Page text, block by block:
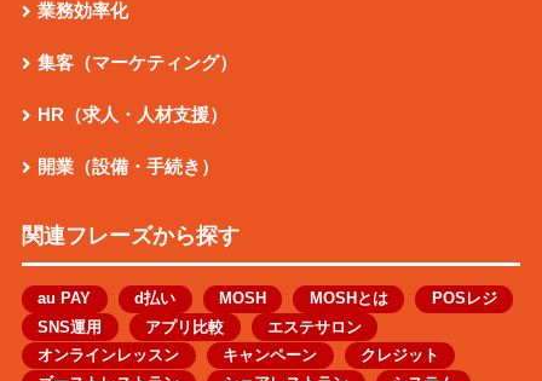
業務効率化
集客（マーケティング）
HR（求人・人材支援）
開業（設備・手続き）
関連フレーズから探す
au PAY d払い MOSH MOSHとは
POSレジ
SNS運用
アプリ比較
エステサロン
オンラインレッスン
キャンペーン
クレジット